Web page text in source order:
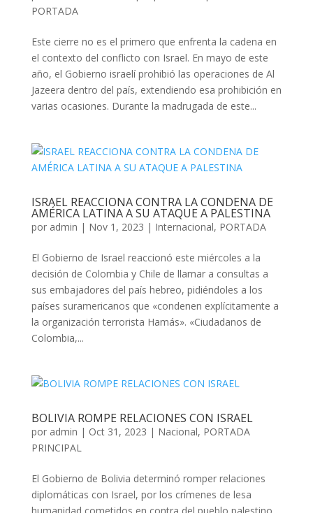
PORTADA
Este cierre no es el primero que enfrenta la cadena en
el contexto del conflicto con Israel. En mayo de este
año, el Gobierno israelí prohibió las operaciones de Al
Jazeera dentro del país, extendiendo esa prohibición en
varias ocasiones. Durante la madrugada de este...
ISRAEL REACCIONA CONTRA LA CONDENA DE
AMÉRICA LATINA A SU ATAQUE A PALESTINA
por admin | Nov 1, 2023 | Internacional, PORTADA
El Gobierno de Israel reaccionó este miércoles a la
decisión de Colombia y Chile de llamar a consultas a
sus embajadores del país hebreo, pidiéndoles a los
países suramericanos que «condenen explícitamente a
la organización terrorista Hamás». «Ciudadanos de
Colombia,...
BOLIVIA ROMPE RELACIONES CON ISRAEL
por admin | Oct 31, 2023 | Nacional, PORTADA
PRINCIPAL
El Gobierno de Bolivia determinó romper relaciones
diplomáticas con Israel, por los crímenes de lesa